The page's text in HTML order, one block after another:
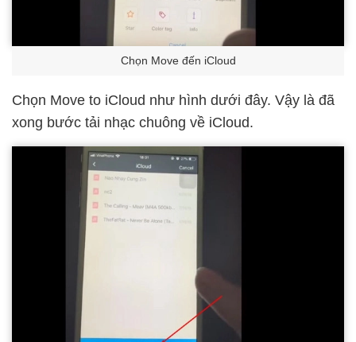
Chọn Move đến iCloud
Chọn Move to iCloud như hình dưới đây. Vậy là đã
xong bước tải nhạc chuông về iCloud.